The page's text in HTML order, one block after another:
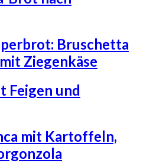
Bruschetta
Ziegenkäse
Feigen und
mit Kartoffeln,